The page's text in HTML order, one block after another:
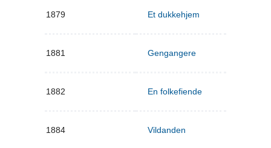
1879 Et dukkehjem
1881 Gengangere
1882 En folkefiende
1884 Vildanden